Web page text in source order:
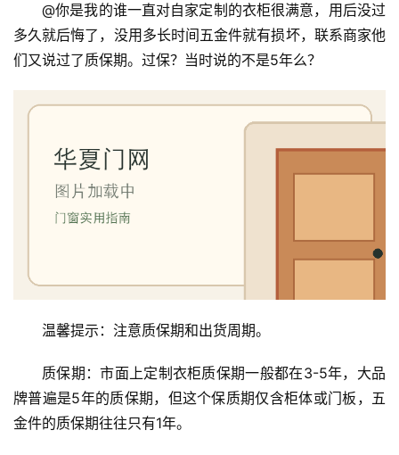
卧
室
院
铝
门
登录 注册
@你是我的谁一直对自家定制的衣柜很满意，用后没过
多久就后悔了，没用多长时间五金件就有损坏，联系商家他
们又说过了质保期。过保？当时说的不是5年么？
温馨提示：注意质保期和出货周期。
质保期：市面上定制衣柜质保期一般都在3-5年，大品
牌普遍是5年的质保期，但这个保质期仅含柜体或门板，五
金件的质保期往往只有1年。